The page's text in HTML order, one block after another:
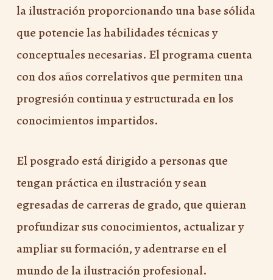
la ilustración proporcionando una base sólida
que potencie las habilidades técnicas y
conceptuales necesarias. El programa cuenta
con dos años correlativos que permiten una
progresión continua y estructurada en los
conocimientos impartidos.
El posgrado está dirigido a personas que
tengan práctica en ilustración y sean
egresadas de carreras de grado, que quieran
profundizar sus conocimientos, actualizar y
ampliar su formación, y adentrarse en el
mundo de la ilustración profesional.